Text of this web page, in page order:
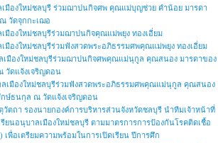
เมืองใหม่ชลบุรี ร่วมฌาปนกิจศพ คุณแม่บุญช่วย คำน้อย มารดา
วัดจุกกะเฌอ
เมืองใหม่ชลบุรีร่วมฌาปนกิจคุณแม่พยุง ทองเอี่ยม
เมืองใหม่ชลบุรีร่วมฟังสวดพระอภิธรรมศพคุณแม่พยุง ทองเอี่ยม
ลเมืองใหม่ชลบุรีร่วมฌาปนกิจศพคุณแม่นุกูล คุณสนอง มารดาของ
ดแจ้งเจริญดอน
ลเมืองใหม่ชลบุรีร่วมฟังสวดพระอภิธรรมศพคุณแม่นุกูล คุณสนอง
ษ์ธนกุล ณ วัดแจ้งเจริญดอน
ตถา รองนายกองค์การบริหารส่วนจังหวัดชลบุรี นำทีมเจ้าหน้าที่
ยนอนุบาลเมืองใหม่ชลบุรี ตามมาตรการการป้องกันโรคติดเชื้อ
เพื่อเตรียมความพร้อมในการเปิดเรียน ปีการศึก